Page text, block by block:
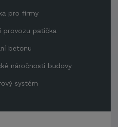
pro firmy
provozu patička
betonu
náročnosti budovy
systém